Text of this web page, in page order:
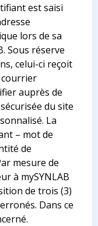
est saisi
lors de sa
Sous réserve
celui-ci reçoit
auprès de
du site
La
– mot de
de
mesure de
à mySYNLAB
de trois (3)
Dans ce